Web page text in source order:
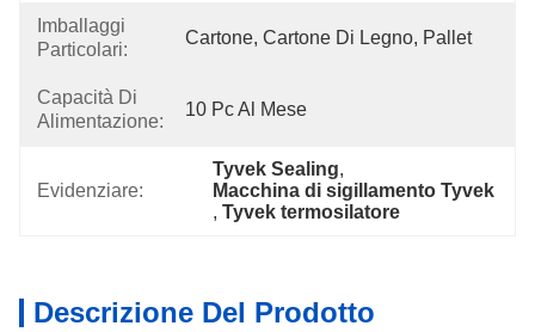
Imballaggi
Particolari:
Cartone, Cartone Di Legno, Pallet
Capacità Di
Alimentazione:
10 Pc Al Mese
Evidenziare:
Tyvek Sealing,
Macchina di sigillamento Tyvek
, Tyvek termosilatore
Descrizione Del Prodotto